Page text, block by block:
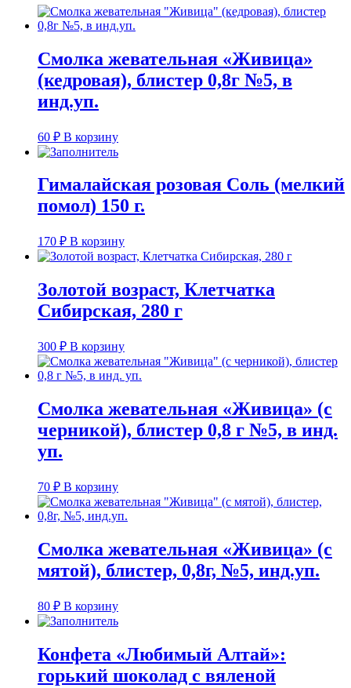
Смолка жевательная «Живица»
(кедровая), блистер 0,8г №5, в
инд.уп.
60 ₽ В корзину
Гималайская розовая Соль (мелкий
помол) 150 г.
170 ₽ В корзину
Золотой возраст, Клетчатка
Сибирская, 280 г
300 ₽ В корзину
Смолка жевательная «Живица» (с
черникой), блистер 0,8 г №5, в инд.
уп.
70 ₽ В корзину
Смолка жевательная «Живица» (с
мятой), блистер, 0,8г, №5, инд.уп.
80 ₽ В корзину
Конфета «Любимый Алтай»:
горький шоколад с вяленой